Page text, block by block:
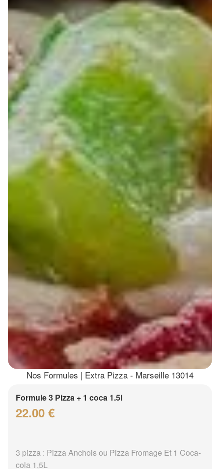
Nos Formules | Extra Pizza - Marseille 13014
Formule 3 Pizza + 1 coca 1.5l
22.00 €
3 pizza : Pizza Anchois ou Pizza Fromage Et 1 Coca-
cola 1,5L